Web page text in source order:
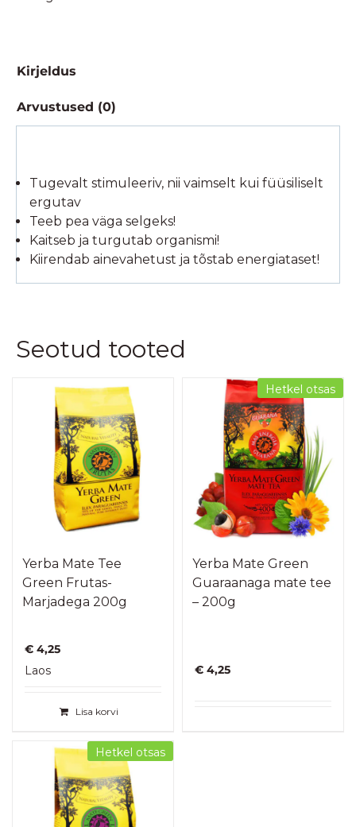
Kirjeldus
Arvustused (0)
Tugevalt stimuleeriv, nii vaimselt kui füüsiliselt
ergutav
Teeb pea väga selgeks!
Kaitseb ja turgutab organismi!
Kiirendab ainevahetust ja tõstab energiataset!
Seotud tooted
Yerba Mate Tee
Green Frutas-
Marjadega 200g
€ 4,25
Laos
Lisa korvi
Hetkel otsas
Yerba Mate Green
Guaraanaga mate tee
– 200g
€ 4,25
Hetkel otsas